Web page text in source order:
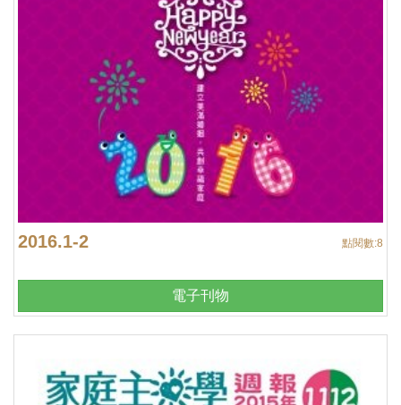
2016.1-2 點閱數:8
電子刊物